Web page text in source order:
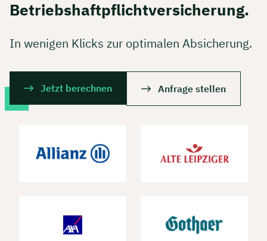
Betriebshaftpflichtversicherung.
In wenigen Klicks zur optimalen Absicherung.
Jetzt berechnen Anfrage stellen